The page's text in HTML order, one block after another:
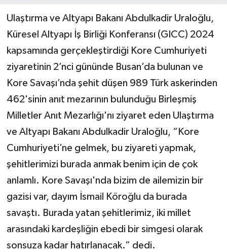
Ulaştırma ve Altyapı Bakanı Abdulkadir Uraloğlu,
Küresel Altyapı İş Birliği Konferansı (GICC) 2024
kapsamında gerçekleştirdiği Kore Cumhuriyeti
ziyaretinin 2’nci gününde Busan’da bulunan ve
Kore Savaşı’nda şehit düşen 989 Türk askerinden
462'sinin anıt mezarının bulunduğu Birleşmiş
Milletler Anıt Mezarlığı'nı ziyaret eden Ulaştırma
ve Altyapı Bakanı Abdulkadir Uraloğlu, “Kore
Cumhuriyeti’ne gelmek, bu ziyareti yapmak,
şehitlerimizi burada anmak benim için de çok
anlamlı. Kore Savaşı'nda bizim de ailemizin bir
gazisi var, dayım İsmail Köroğlu da burada
savaştı. Burada yatan şehitlerimiz, iki millet
arasındaki kardeşliğin ebedi bir simgesi olarak
sonsuza kadar hatırlanacak.” dedi.